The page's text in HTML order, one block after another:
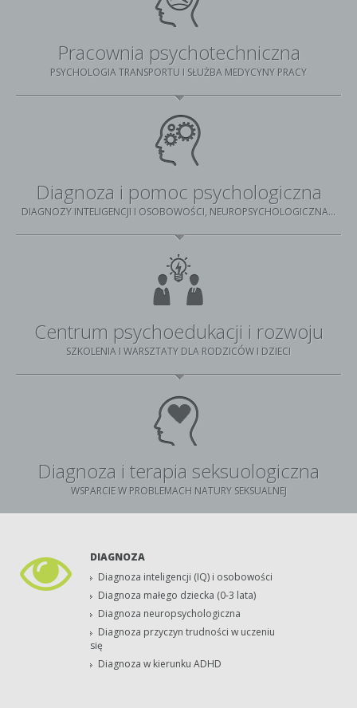
Pracownia psychotechniczna
PSYCHOLOGIA TRANSPORTU I SŁUŻBA MEDYCYNY PRACY
Diagnoza i pomoc psychologiczna
DIAGNOZY INTELIGENCJI I OSOBOWOŚCI, NEUROPSYCHOLOGICZNA...
Centrum psychoedukacji i rozwoju
SZKOLENIA I WARSZTATY DLA RODZICÓW I DZIECI
Diagnoza i terapia seksuologiczna
WSPARCIE W PROBLEMACH NATURY SEKSUALNEJ
DIAGNOZA
Diagnoza inteligencji (IQ) i osobowości
Diagnoza małego dziecka (0-3 lata)
Diagnoza neuropsychologiczna
Diagnoza przyczyn trudności w uczeniu
się
Diagnoza w kierunku ADHD